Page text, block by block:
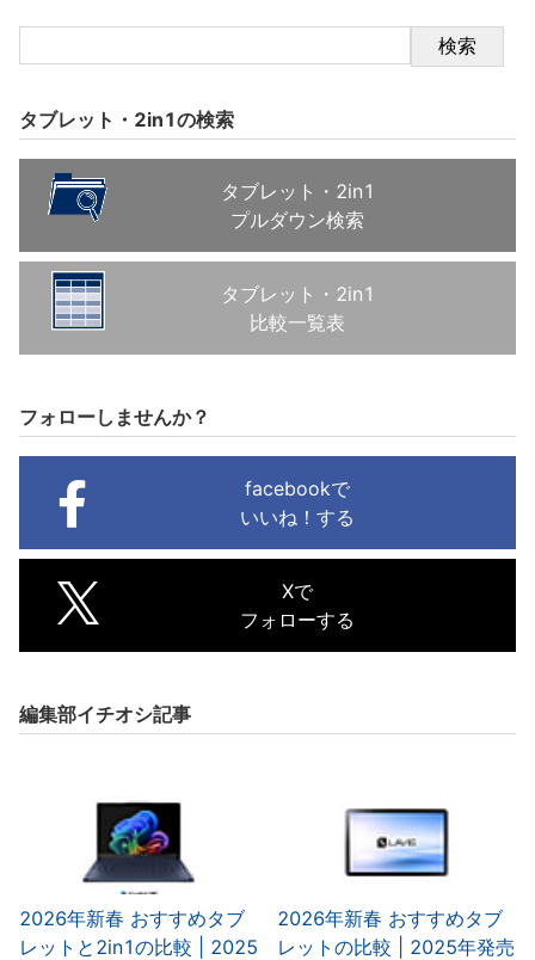
検索
タブレット・2in1の検索
タブレット・2in1
プルダウン検索
タブレット・2in1
比較一覧表
フォローしませんか？
facebookで
いいね！する
Xで
フォローする
編集部イチオシ記事
2026年新春 おすすめタブ
レットと2in1の比較 | 2025
2026年新春 おすすめタブ
レットの比較 | 2025年発売